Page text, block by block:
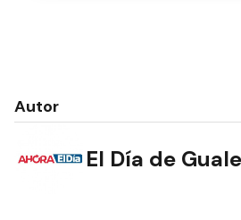
Autor
El Día de